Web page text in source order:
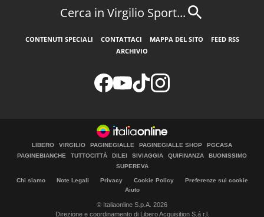
Cerca in Virgilio Sport...
CONTENUTI SPECIALI CONTATTACI MAPPA DEL SITO
FEED RSS
ARCHIVIO
LIBERO VIRGILIO PAGINEGIALLE PAGINEGIALLE SHOP
PGCASA
PAGINEBIANCHE
TUTTOCITTÀ DILEI SIVIAGGIA QUIFINANZA
BUONISSIMO
SUPEREVA
Chi siamo Note Legali Privacy Cookie Policy
Preferenze sui cookie
Aiuto
© Italiaonline S.p.A. 2026
Direzione e coordinamento di Libero Acquisition S.á r.l.